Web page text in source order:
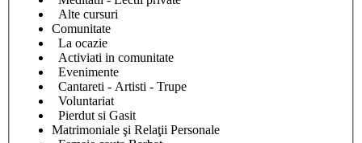
Alte cursuri
Comunitate
La ocazie
Activiati in comunitate
Evenimente
Cantareti - Artisti - Trupe
Voluntariat
Pierdut si Gasit
Matrimoniale şi Relaţii Personale